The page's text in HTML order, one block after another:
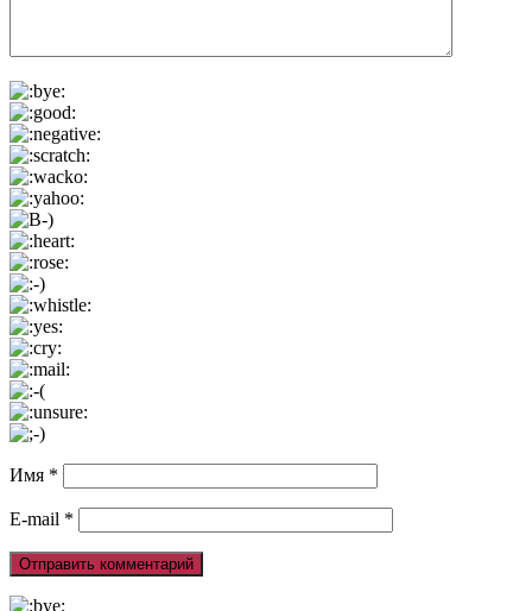
Имя *
E-mail *